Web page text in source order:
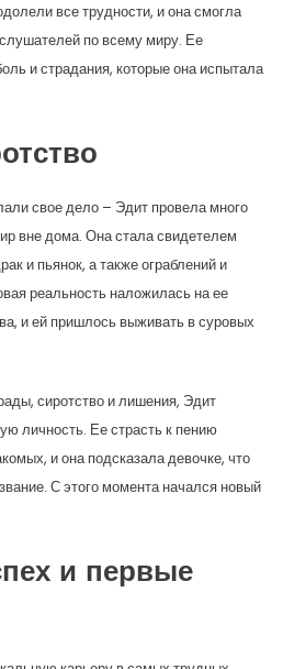
все трудности, и она смогла
по всему миру. Ее
и страдания, которые она испытала
свое дело – Эдит провела много
вне дома. Она стала свидетелем
и пьянок, а также ограблений и
реальность наложилась на ее
и ей пришлось выживать в суровых
сиротство и лишения, Эдит
личность. Ее страсть к пению
и она подсказала девочке, что
С этого момента начался новый
и первые